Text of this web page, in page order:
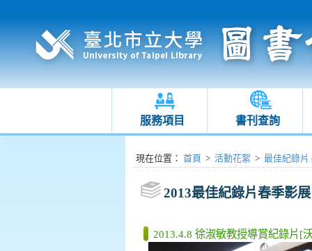
服務項目 書刊查詢
:::
:::現在位置 ： 首頁 > 活動花絮 > 最佳紀錄片
2013最佳紀錄片春季影展
2013.4.8 徐淑敏教授導賞紀錄片[